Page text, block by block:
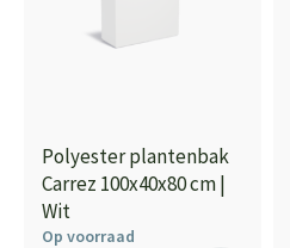
Polyester plantenbak
Carrez 100x40x80 cm |
Wit
Op voorraad